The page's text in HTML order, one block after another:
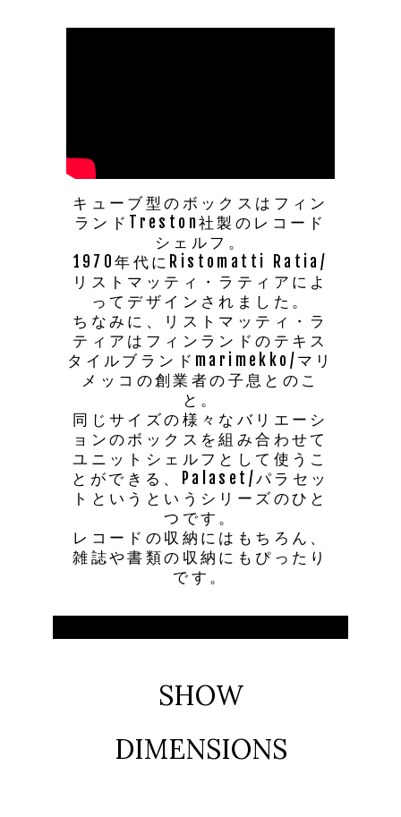
キューブ型のボックスはフィン
ランドTreston社製のレコード
シェルフ。
1970年代にRistomatti Ratia/
リストマッティ・ラティアによ
ってデザインされました。
ちなみに、リストマッティ・ラ
ティアはフィンランドのテキス
タイルブランドmarimekko/マリ
メッコの創業者の子息とのこ
と。
同じサイズの様々なバリエーシ
ョンのボックスを組み合わせて
ユニットシェルフとして使うこ
とができる、Palaset/パラセッ
トというというシリーズのひと
つです。
レコードの収納にはもちろん、
雑誌や書類の収納にもぴったり
です。
SHOW
DIMENSIONS